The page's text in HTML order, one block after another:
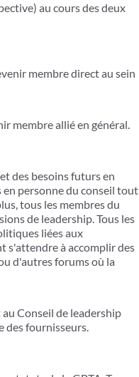
au cours des deux
membre direct au sein
membre allié en général.
des besoins futurs en
personne du conseil tout
tous les membres du
de leadership. Tous les
liées aux
s'attendre à accomplir des
d'autres forums où la
Conseil de leadership
des fournisseurs.